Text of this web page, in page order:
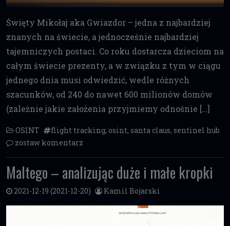
Święty Mikołaj aka Gwiazdor – jedna z najbardziej
znanych na świecie, a jednocześnie najbardziej
tajemniczych postaci. Co roku dostarcza dzieciom na
całym świecie prezenty, a w związku z tym w ciągu
jednego dnia musi odwiedzić, wedle różnych
szacunków, od 240 do nawet 600 milionów domów
(zależnie jakie założenia przyjmiemy odnośnie […]
OSINT flight tracking, osint, santa claus, sentinel hub
zostaw komentarz
Maltego – analizując duże i małe kropki
2021-12-19 (2021-12-20) Kamil Bojarski